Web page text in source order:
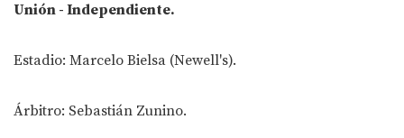
Unión - Independiente.
Estadio: Marcelo Bielsa (Newell's).
Árbitro: Sebastián Zunino.